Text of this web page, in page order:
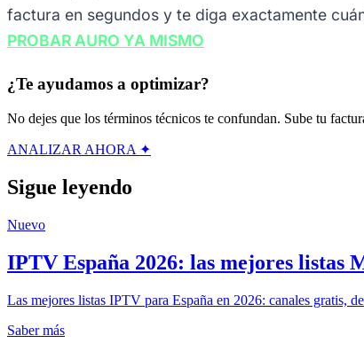
factura en segundos y te diga exactamente
PROBAR AURO YA MISMO
¿Te ayudamos a optimizar?
No dejes que los términos técnicos te confundan. Sube tu
ANALIZAR AHORA ✦
Sigue leyendo
Nuevo
IPTV España 2026: las mejores listas
Las mejores listas IPTV para España en 2026: canales gratis,
Saber más